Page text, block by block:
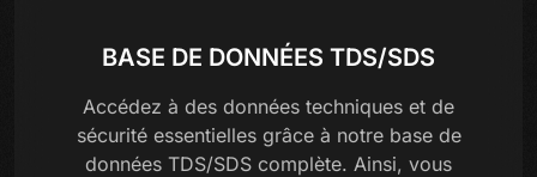
BASE DE DONNÉES TDS/SDS
Accédez à des données techniques et de
sécurité essentielles grâce à notre base de
données TDS/SDS complète. Ainsi, vous